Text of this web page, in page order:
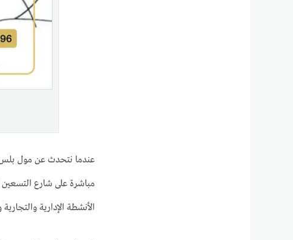
مباشرة على شارع التسعين
الأنشطة الإدارية